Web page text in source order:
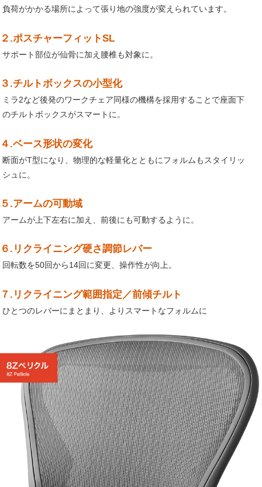
負荷がかかる場所によって張り地の強度が変えられています。
２.ポスチャーフィットSL
サポート部位が仙骨に加え腰椎も対象に。
３.チルトボックスの小型化
ミラ2など後発のワークチェア同様の機構を採用することで座面下
のチルトボックスがスマートに。
４.ベース形状の変化
断面がT型になり、物理的な軽量化とともにフォルムもスタイリッ
シュに。
５.アームの可動域
アームが上下左右に加え、前後にも可動するように。
６.リクライニング硬さ調節レバー
回転数を50回から14回に変更、操作性が向上。
７.リクライニング範囲指定／前傾チルト
ひとつのレバーにまとまり、よりスマートなフォルムに